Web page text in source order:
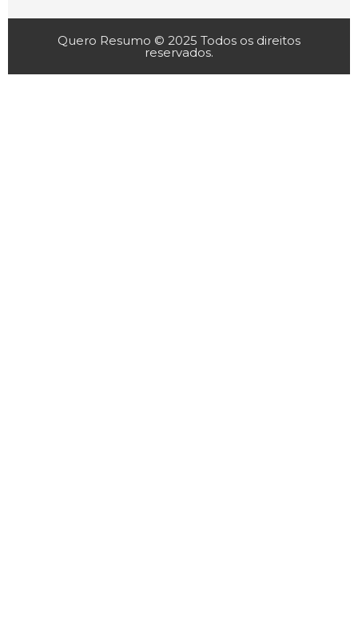
Quero Resumo © 2025 Todos os direitos
reservados.